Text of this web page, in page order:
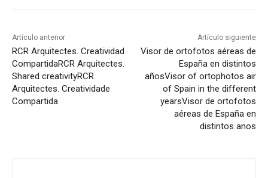
Artículo anterior
RCR Arquitectes. Creatividad
CompartidaRCR Arquitectes.
Shared creativityRCR
Arquitectes. Creatividade
Compartida
Artículo siguiente
Visor de ortofotos aéreas de
España en distintos
añosVisor of ortophotos air
of Spain in the different
yearsVisor de ortofotos
aéreas de España en
distintos anos